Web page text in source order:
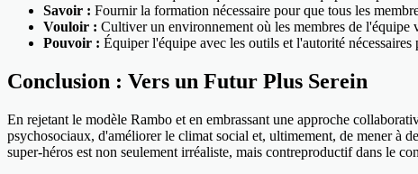
Savoir : Fournir la formation nécessaire pour que tous les
Vouloir : Cultiver un environnement où les membres de l'équipe
Pouvoir : Équiper l'équipe avec les outils et l'autorité
Conclusion : Vers un Futur Plus Serein
En rejetant le modèle Rambo et en embrassant une approche
psychosociaux, d'améliorer le climat social et, ultimement, de mener à
super-héros est non seulement irréaliste, mais contreproductif dans le